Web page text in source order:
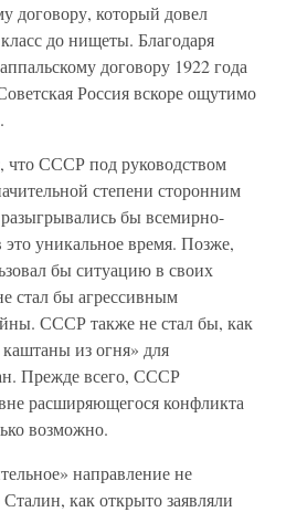
договору, который довел
до нищеты. Благодаря
договору 1922 года
Россия вскоре ощутимо
что СССР под руководством
степени сторонним
бы всемирно-
уникальное время. Позже,
бы ситуацию в своих
стал бы агрессивным
СССР также не стал бы, как
каштаны из огня» для
Прежде всего, СССР
расширяющегося конфликта
возможно.
направление не
как открыто заявляли